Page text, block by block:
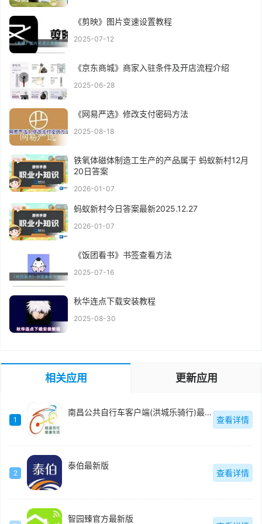
《剪映》图片变速设置教程
2025-07-12
《京东商城》商家入驻条件及开店流程介绍
2025-06-28
《网易严选》修改支付密码方法
2025-08-18
铁氧体磁体制造工生产的产品属于 蚂蚁新村12月
20日答案
2026-01-07
蚂蚁新村今日答案最新2025.12.27
2026-01-07
《饭团看书》书签查看方法
2025-07-16
秋华连点下载安装教程
2025-08-30
相关应用 更新应用
1
南昌公共自行车客户端(洪城乐骑行)最新版
查看详情
2
泰伯最新版
查看详情
智园臻官方最新版